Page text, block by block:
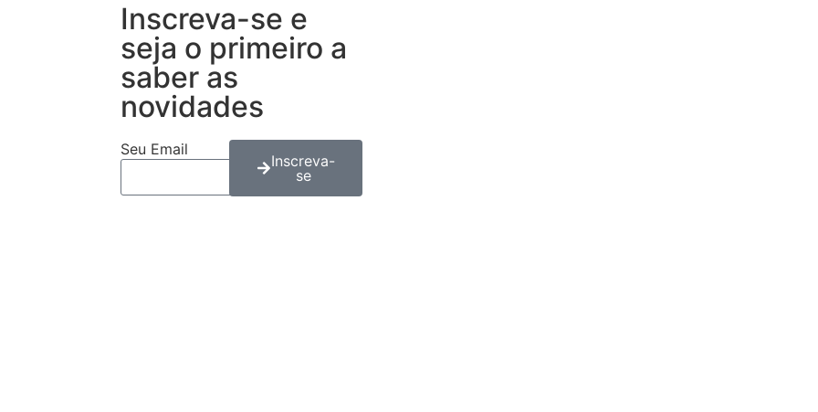
Inscreva-se e
seja o primeiro a
saber as
novidades
Seu Email
Inscreva-
se